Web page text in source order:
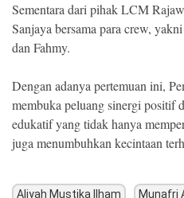
Sementara dari pihak LCM
Sanjaya bersama para crew,
dan Fahmy.
Dengan adanya pertemuan ini,
membuka peluang sinergi positif
edukatif yang tidak hanya
juga menumbuhkan kecintaan
Aliyah Mustika Ilham Munafri